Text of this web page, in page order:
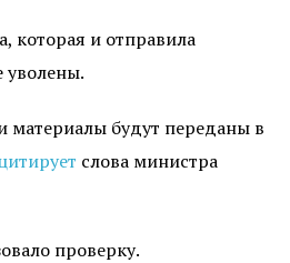
которая и отправила
уволены.
материалы будут переданы в
слова министра
проверку.